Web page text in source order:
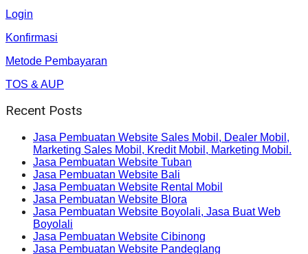
Login
Konfirmasi
Metode Pembayaran
TOS & AUP
Recent Posts
Jasa Pembuatan Website Sales Mobil, Dealer Mobil,
Marketing Sales Mobil, Kredit Mobil, Marketing Mobil.
Jasa Pembuatan Website Tuban
Jasa Pembuatan Website Bali
Jasa Pembuatan Website Rental Mobil
Jasa Pembuatan Website Blora
Jasa Pembuatan Website Boyolali, Jasa Buat Web
Boyolali
Jasa Pembuatan Website Cibinong
Jasa Pembuatan Website Pandeglang